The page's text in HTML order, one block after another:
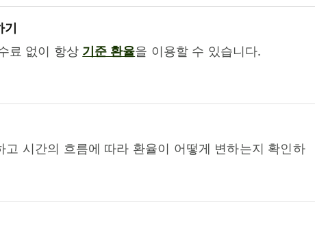
료 없이 항상 기준 환율을 이용할 수 있습니다.
고 시간의 흐름에 따라 환율이 어떻게 변하는지 확인하